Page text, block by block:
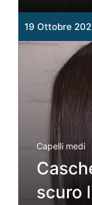
19 Ottobre
Capelli medi
scuro